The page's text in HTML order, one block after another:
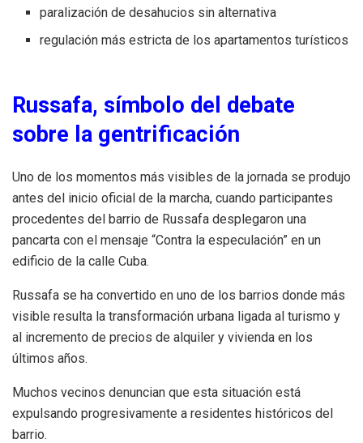
paralización de desahucios sin alternativa
regulación más estricta de los apartamentos turísticos
Russafa, símbolo del debate
sobre la gentrificación
Uno de los momentos más visibles de la jornada se produjo
antes del inicio oficial de la marcha, cuando participantes
procedentes del barrio de Russafa desplegaron una
pancarta con el mensaje “Contra la especulación” en un
edificio de la calle Cuba.
Russafa se ha convertido en uno de los barrios donde más
visible resulta la transformación urbana ligada al turismo y
al incremento de precios de alquiler y vivienda en los
últimos años.
Muchos vecinos denuncian que esta situación está
expulsando progresivamente a residentes históricos del
barrio.